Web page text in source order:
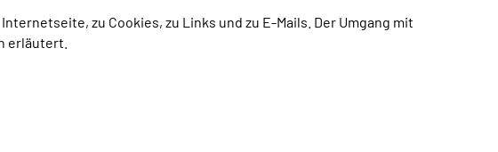
zu Cookies, zu Links und zu E-Mails. Der Umgang mit
erläutert.